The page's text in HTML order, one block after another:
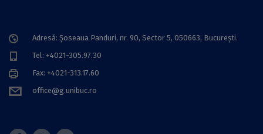
Adresă: Șoseaua Panduri, nr. 90, Sector 5, 050663, Bucureşti.
Tel: +4021-305.97.30
Fax: +4021-313.17.60
office@g.unibuc.ro